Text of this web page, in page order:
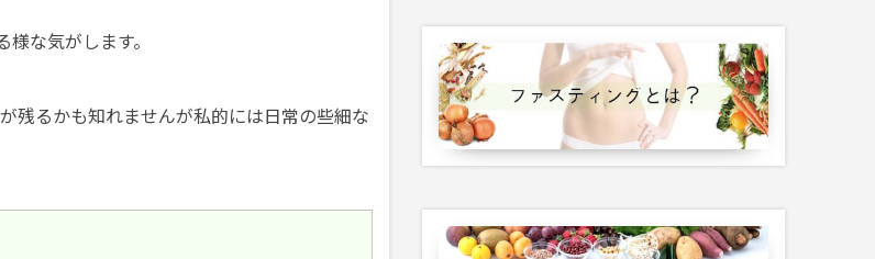
な気がします。
残るかも知れませんが私的には日常の些細な